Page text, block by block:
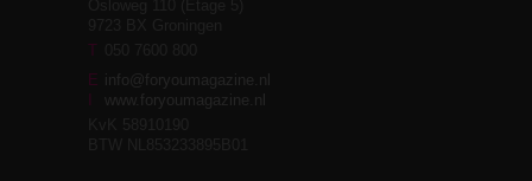
moeite!
T
E info@foryoumagazine.nl
www.foryoumagazine.nl